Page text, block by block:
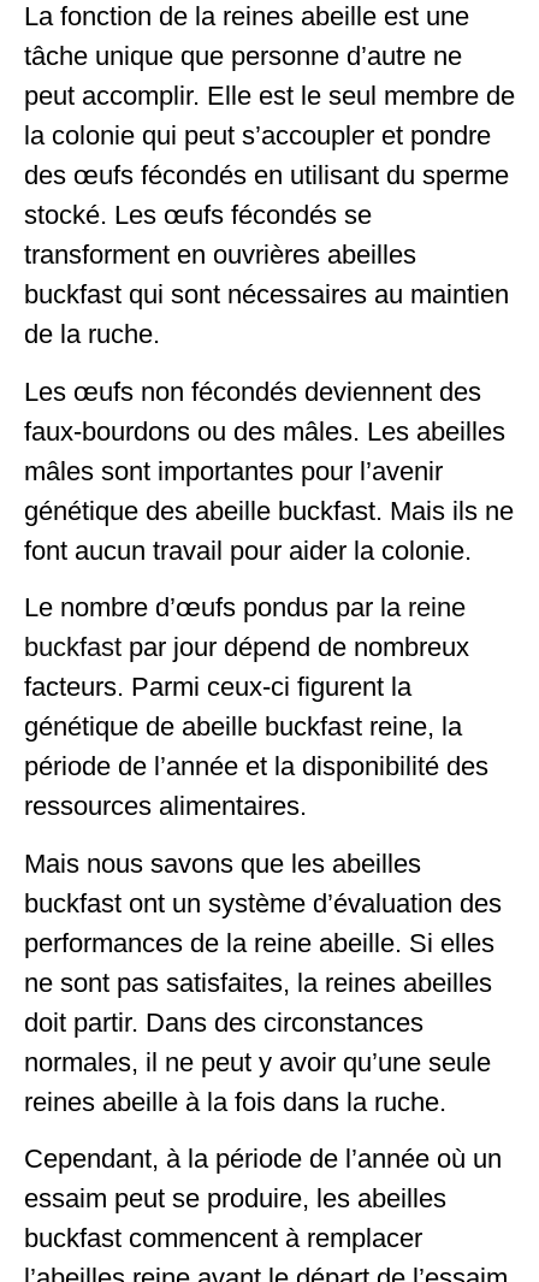
La fonction de la reines abeille est une
tâche unique que personne d’autre ne
peut accomplir. Elle est le seul membre de
la colonie qui peut s’accoupler et pondre
des œufs fécondés en utilisant du sperme
stocké. Les œufs fécondés se
transforment en ouvrières abeilles
buckfast qui sont nécessaires au maintien
de la ruche.
Les œufs non fécondés deviennent des
faux-bourdons ou des mâles. Les abeilles
mâles sont importantes pour l’avenir
génétique des abeille buckfast. Mais ils ne
font aucun travail pour aider la colonie.
Le nombre d’œufs pondus par la reine
buckfast par jour dépend de nombreux
facteurs. Parmi ceux-ci figurent la
génétique de abeille buckfast reine, la
période de l’année et la disponibilité des
ressources alimentaires.
Mais nous savons que les abeilles
buckfast ont un système d’évaluation des
performances de la reine abeille. Si elles
ne sont pas satisfaites, la reines abeilles
doit partir. Dans des circonstances
normales, il ne peut y avoir qu’une seule
reines abeille à la fois dans la ruche.
Cependant, à la période de l’année où un
essaim peut se produire, les abeilles
buckfast commencent à remplacer